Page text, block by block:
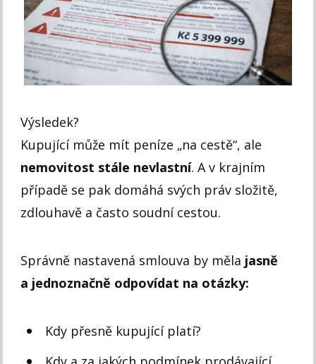
Výsledek?
Kupující může mít peníze „na cestě“, ale
nemovitost stále nevlastní. A v krajním
případě se pak domáhá svých práv složitě,
zdlouhavě a často soudní cestou.
Správně nastavená smlouva by měla jasně
a jednoznačně odpovídat na otázky:
Kdy přesně kupující platí?